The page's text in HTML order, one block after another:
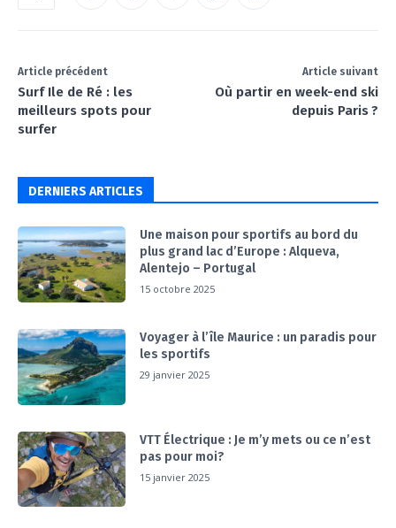
Article précédent
Surf Ile de Ré : les
meilleurs spots pour
surfer
Article suivant
Où partir en week-end ski
depuis Paris ?
DERNIERS ARTICLES
Une maison pour sportifs au bord du
plus grand lac d’Europe : Alqueva,
Alentejo – Portugal
15 octobre 2025
Voyager à l’île Maurice : un paradis pour
les sportifs
29 janvier 2025
VTT Électrique : Je m’y mets ou ce n’est
pas pour moi?
15 janvier 2025